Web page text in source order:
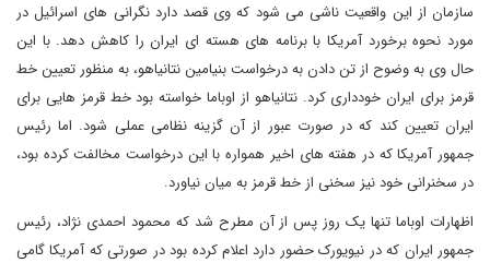
سازمان از این واقعیت ناشی می شود که وی قصد دارد نگرانی های اسرائیل در
مورد نحوه برخورد آمریکا با برنامه های هسته ای ایران را کاهش دهد. با این
حال وی به وضوح از تن دادن به درخواست بنیامین نتانیاهو، به منظور تعیین خط
قرمز برای ایران خودداری کرد. نتانیاهو از اوباما خواسته بود خط قرمز هایی برای
ایران تعیین کند که در صورت عبور از آن گزینه نظامی عملی شود. اما رئیس
جمهور آمریکا که در هفته های اخیر همواره با این درخواست مخالفت کرده بود،
در سخنرانی خود نیز سخنی از خط قرمز به میان نیاورد.
اظهارات اوباما تنها یک روز پس از آن مطرح شد که محمود احمدی نژاد، رئیس
جمهور ایران که در نیویورک حضور دارد اعلام کرده بود در صورتی که آمریکا گامی